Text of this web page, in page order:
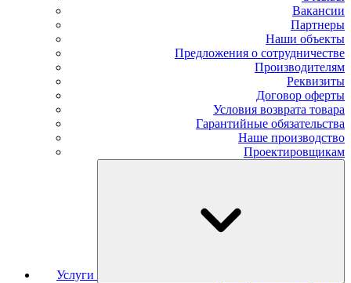
Вакансии
Партнеры
Наши объекты
Предложения о сотрудничестве
Производителям
Реквизиты
Договор оферты
Условия возврата товара
Гарантийные обязательства
Наше производство
Проектировщикам
Услуги